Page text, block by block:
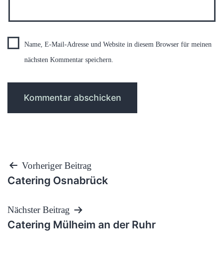
Name, E-Mail-Adresse und Website in diesem Browser für meinen
nächsten Kommentar speichern.
Beitragsnavigation
Vorheriger Beitrag
Catering Osnabrück
Nächster Beitrag
Catering Mülheim an der Ruhr